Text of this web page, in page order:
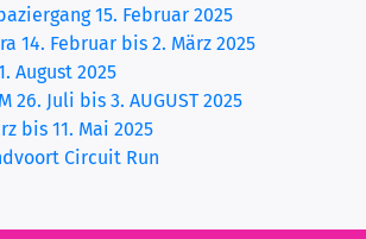
15. Februar 2025
14. Februar bis 2. März 2025
August 2025
26. Juli bis 3. AUGUST 2025
bis 11. Mai 2025
Circuit Run